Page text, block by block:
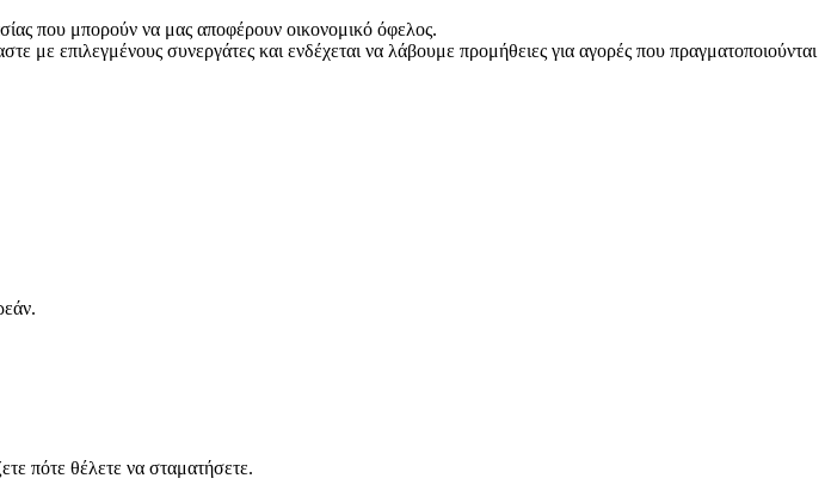
που μπορούν να μας αποφέρουν οικονομικό όφελος.
με επιλεγμένους συνεργάτες και ενδέχεται να λάβουμε προμήθειες για αγορές που πραγματοποιούνται
πότε θέλετε να σταματήσετε.